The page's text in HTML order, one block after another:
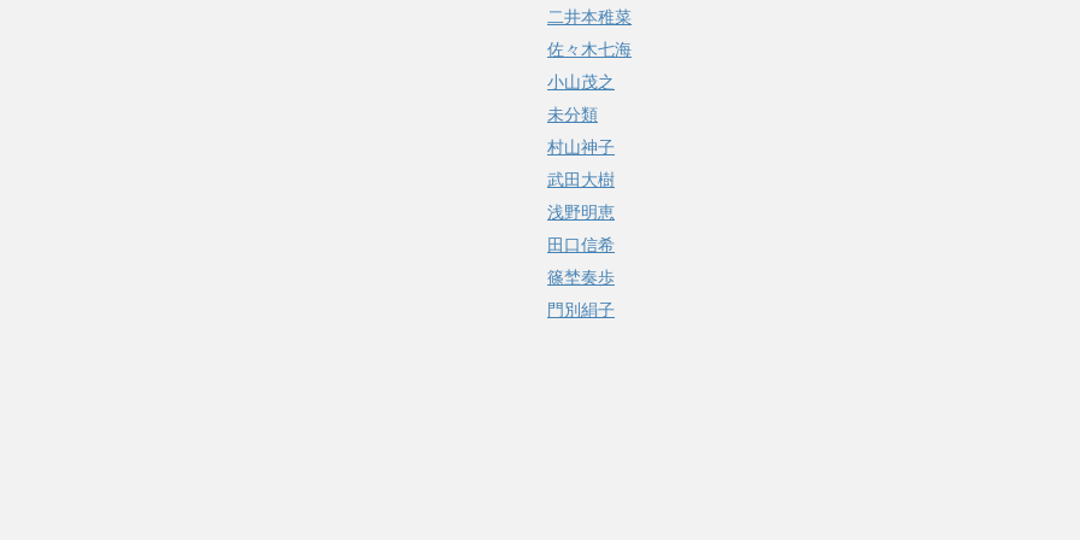
二井本稚菜
佐々木七海
小山茂之
未分類
村山神子
武田大樹
浅野明恵
田口信希
篠埜奏歩
門別絹子